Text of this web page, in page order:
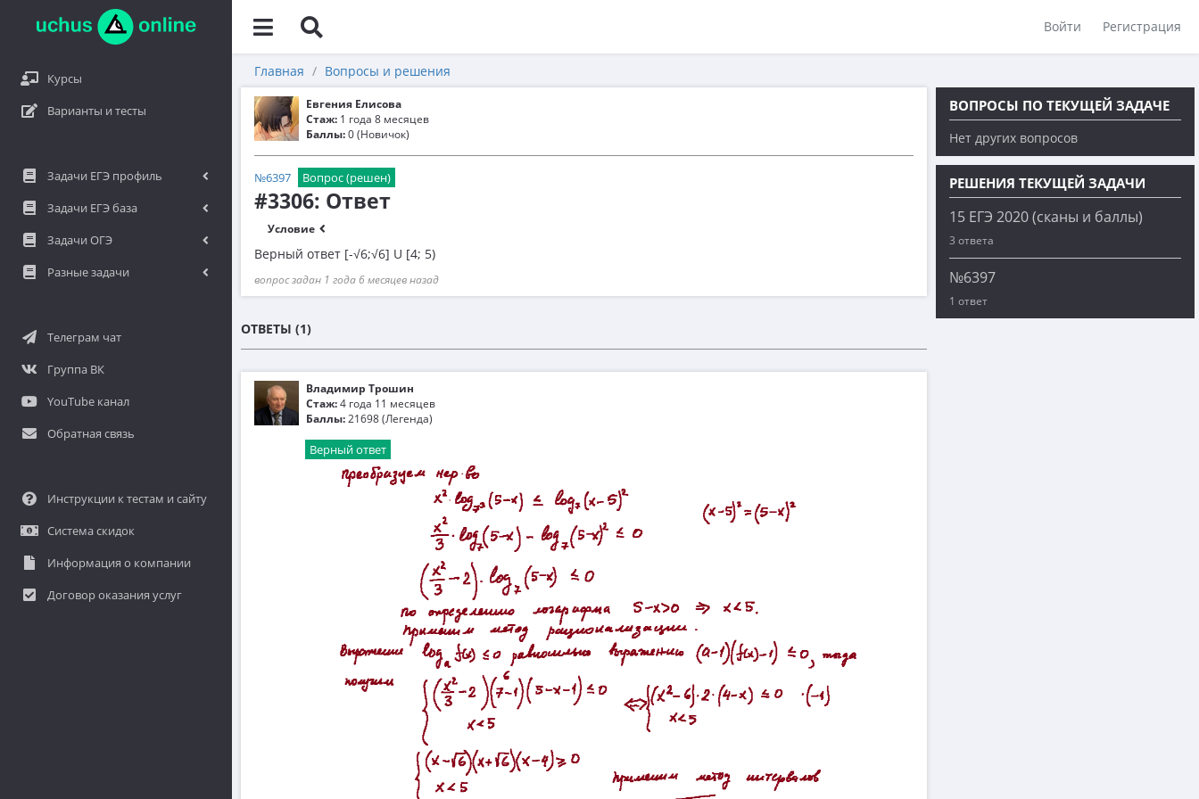
Войти Регистрация
Курсы
Варианты и тесты
Задачи ЕГЭ профиль
Задачи ЕГЭ база
Задачи ОГЭ
Разные задачи
Телеграм чат
Группа ВК
YouTube канал
Обратная связь
Инструкции к тестам и сайту
Система скидок
Информация о компании
Договор оказания услуг
Главная Вопросы и решения
Евгения Елисова
Стаж: 1 года 8 месяцев
Баллы:0 (Новичок)
№6397 Вопрос (решен)
#3306: Ответ
Условие
Верный ответ [-√6;√6] U [4; 5)
вопрос задан 1 года 6 месяцев назад
ОТВЕТЫ (1)
Владимир Трошин
Стаж:4 года 11 месяцев
Баллы:21698 (Легенда)
Верный ответ
ВОПРОСЫ ПО ТЕКУЩЕЙ ЗАДАЧЕ
Нет других вопросов
РЕШЕНИЯ ТЕКУЩЕЙ ЗАДАЧИ
15 ЕГЭ 2020 (сканы и баллы)
3 ответа
№6397
1 ответ